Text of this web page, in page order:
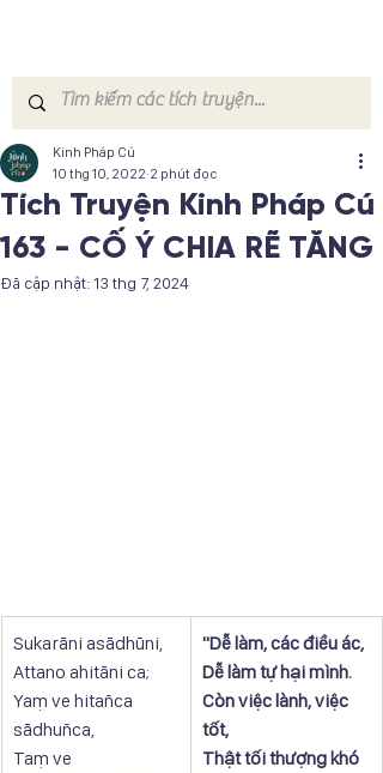
Tích Truyện Kinh Pháp Cú
163 - CỐ Ý CHIA RẼ TĂNG
Kinh Pháp Cú
10 thg 10, 2022 2 phút đọc
Đã cập nhật:13 thg 7, 2024
Sukarāni asādhūni,
Attano ahitāni ca;
Yaṃ ve hitañca
sādhuñca,
Taṃ ve
"Dễ làm, các điều ác,
Dễ làm tự hại mình.
Còn việc lành, việc
tốt,
Thật tối thượng khó